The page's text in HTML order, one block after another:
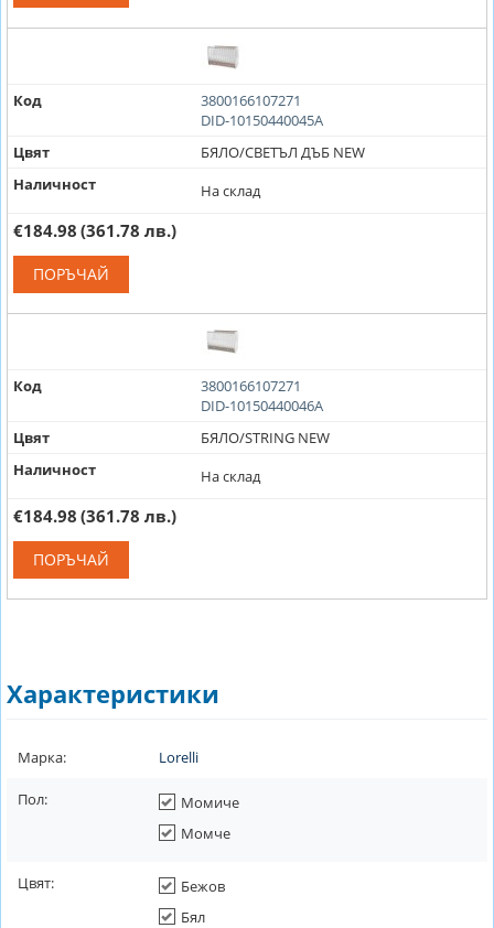
Код
3800166107271
DID-10150440045A
Цвят
БЯЛО/СВЕТЪЛ ДЪБ NEW
Наличност
На склад
€184.98 (361.78 лв.)
ПОРЪЧАЙ
Код
3800166107271
DID-10150440046A
Цвят
БЯЛО/STRING NEW
Наличност
На склад
€184.98 (361.78 лв.)
ПОРЪЧАЙ
Характеристики
Марка: Lorelli
Пол:
Момиче
Момче
Цвят:
Бежов
Бял